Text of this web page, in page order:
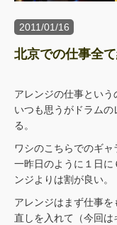
2011/01/16
北京での仕事全
アレンジの仕事という
いつも思うがドラム
る。
ワシのこちらでのギャ
一昨日のように１日
ンジよりは割が良い。
アレンジはまず仕事を
直しを入れて（今回は